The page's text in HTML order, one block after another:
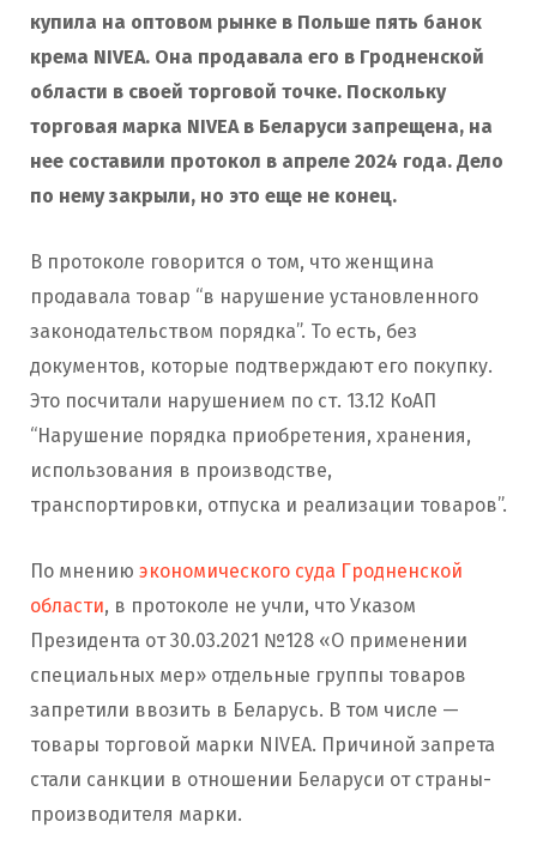
купила на оптовом рынке в Польше пять банок
крема NIVEA. Она продавала его в Гродненской
области в своей торговой точке. Поскольку
торговая марка NIVEA в Беларуси запрещена, на
нее составили протокол в апреле 2024 года. Дело
по нему закрыли, но это еще не конец.
В протоколе говорится о том, что женщина
продавала товар “в нарушение установленного
законодательством порядка”. То есть, без
документов, которые подтверждают его покупку.
Это посчитали нарушением по ст. 13.12 КоАП
“Нарушение порядка приобретения, хранения,
использования в производстве,
транспортировки, отпуска и реализации товаров”.
По мнению экономического суда Гродненской
области, в протоколе не учли, что Указом
Президента от 30.03.2021 №128 «О применении
специальных мер» отдельные группы товаров
запретили ввозить в Беларусь. В том числе —
товары торговой марки NIVEA. Причиной запрета
стали санкции в отношении Беларуси от страны-
производителя марки.